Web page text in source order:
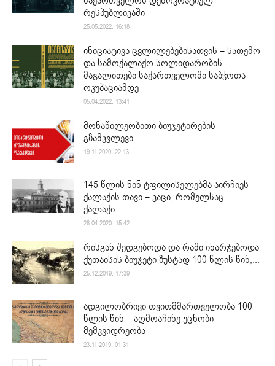
რესპუბლიკაში
25.05.2022. 16:18
ინიციატივა ცვლილებებისათვის – სათემო
და სამოქალაქო სოლიდარობის
მაგალითები საქართველოში საბჭოთა
ოკუპაციამდე
05.04.2022. 13:41
მონაწილეობითი ბიუჯეტირების
გზამკვლევი
19.11.2020. 22:13
145 წლის წინ ტფილისელებმა აირჩიეს
ქალაქის თავი – კაცი, რომელსაც
ქალაქი...
28.04.2020. 15:42
რისგან შედგებოდა და რაში იხარჯებოდა
ქუთაისის ბიუჯეტი ზუსტად 100 წლის წინ,...
25.12.2019. 17:39
ადგილობრივი თვითმმართველობა 100
წლის წინ – აღმოაჩინე უცნობი
მემკვიდრეობა
23.11.2019. 01:31